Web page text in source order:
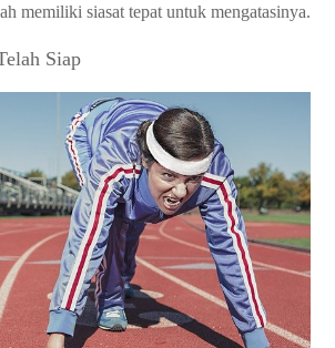
memiliki siasat tepat untuk mengatasinya.
Siap